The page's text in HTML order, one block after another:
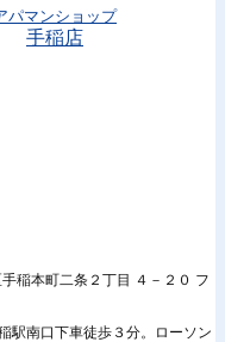
パマンショップ
手稲店
稲本町二条２丁目 ４－２０ フ
駅南口下車徒歩３分。ローソン